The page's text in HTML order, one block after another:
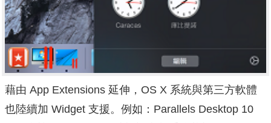
藉由 App Extensions 延伸，OS X 系統與第三方軟體
也陸續加 Widget 支援。例如：Parallels Desktop 10